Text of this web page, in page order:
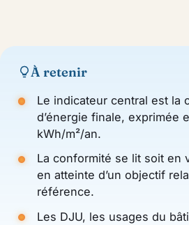
À retenir
Le indicateur central est la
d’énergie finale, exprimée
kWh/m²/an.
La conformité se lit soit en
en atteinte d’un objectif
référence.
Les DJU, les usages du